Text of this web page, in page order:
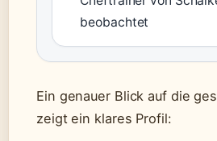
beobachtet
Ein genauer Blick auf die
zeigt ein klares Profil: